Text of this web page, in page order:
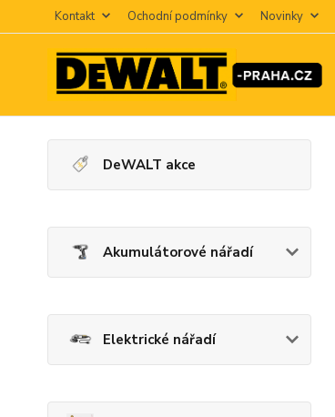
Kontakt Ochodní podmínky Novinky
DeWALT akce
Akumulátorové nářadí
Elektrické nářadí